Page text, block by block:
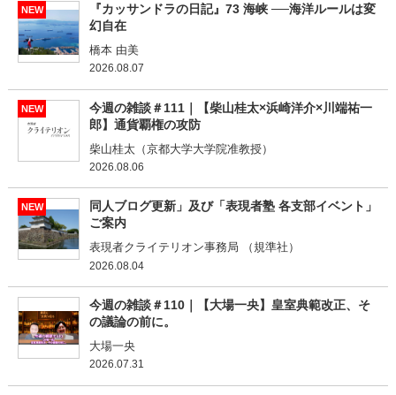
NEW
『カッサンドラの日記』73 海峡 ──海洋ルールは変
幻自在
橋本 由美
2026.08.07
NEW
今週の雑談＃111｜【柴山桂太×浜崎洋介×川端祐一
郎】通貨覇権の攻防
柴山桂太（京都大学大学院准教授）
2026.08.06
NEW
同人ブログ更新」及び「表現者塾 各支部イベント」
ご案内
表現者クライテリオン事務局 （規準社）
2026.08.04
今週の雑談＃110｜【大場一央】皇室典範改正、そ
の議論の前に。
大場一央
2026.07.31